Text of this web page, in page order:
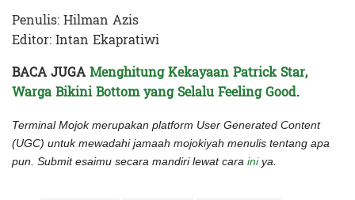
Penulis: Hilman Azis
Editor: Intan Ekapratiwi
BACA JUGAMenghitung Kekayaan Patrick Star,
Warga Bikini Bottom yang Selalu Feeling Good.
Terminal Mojok merupakan platform User Generated Content
(UGC) untuk mewadahi jamaah mojokiyah menulis tentang apa
pun. Submit esaimu secara mandiri lewat cara iniya.